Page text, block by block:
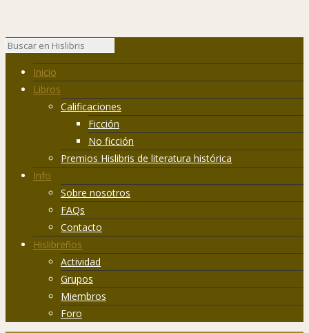
Inicio
Libros
Calificaciones
Ficción
No ficción
Premios Hislibris de literatura histórica
Info
Sobre nosotros
FAQs
Contacto
Hislibreños
Actividad
Grupos
Miembros
Foro